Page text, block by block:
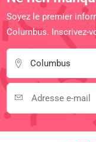
Soyez le premier
Columbus. Inscrivez-
Columbus